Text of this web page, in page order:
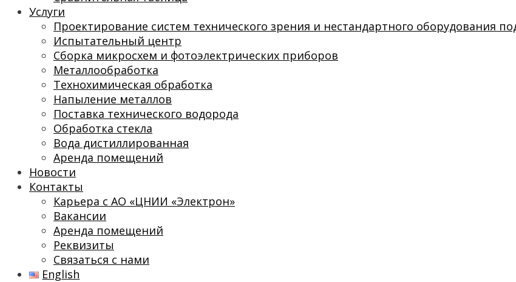
Услуги
Проектирование систем технического зрения и нестандартного оборудования
Испытательный центр
Сборка микросхем и фотоэлектрических приборов
Металлообработка
Технохимическая обработка
Напыление металлов
Поставка технического водорода
Обработка стекла
Вода дистиллированная
Аренда помещений
Новости
Контакты
Карьера с АО «ЦНИИ «Электрон»
Вакансии
Аренда помещений
Реквизиты
Связаться с нами
English